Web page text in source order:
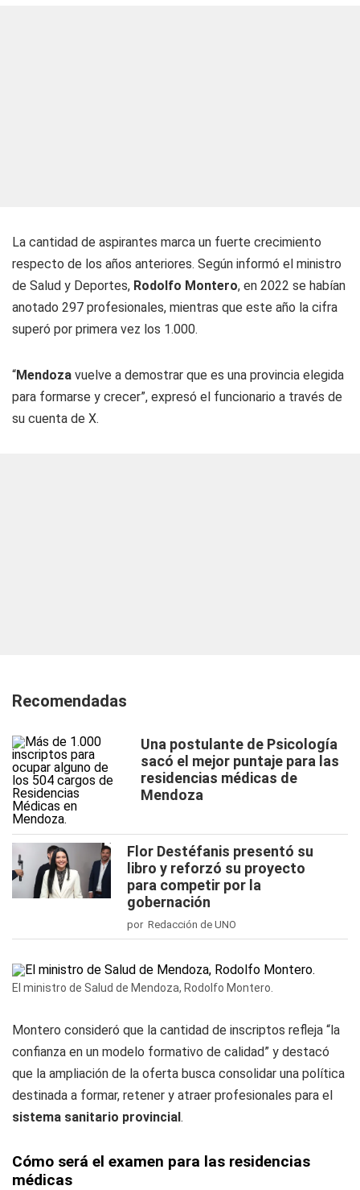
La cantidad de aspirantes marca un fuerte crecimiento
respecto de los años anteriores. Según informó el ministro
de Salud y Deportes, Rodolfo Montero, en 2022 se habían
anotado 297 profesionales, mientras que este año la cifra
superó por primera vez los 1.000.
“Mendoza vuelve a demostrar que es una provincia elegida
para formarse y crecer”, expresó el funcionario a través de
su cuenta de X.
Recomendadas
Una postulante de Psicología
sacó el mejor puntaje para las
residencias médicas de
Mendoza
Flor Destéfanis presentó su
libro y reforzó su proyecto
para competir por la
gobernación
por Redacción de UNO
El ministro de Salud de Mendoza, Rodolfo Montero.
Montero consideró que la cantidad de inscriptos refleja “la
confianza en un modelo formativo de calidad” y destacó
que la ampliación de la oferta busca consolidar una política
destinada a formar, retener y atraer profesionales para el
sistema sanitario provincial.
Cómo será el examen para las residencias
médicas